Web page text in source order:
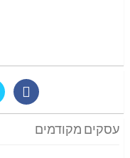
עסקים מקודמים